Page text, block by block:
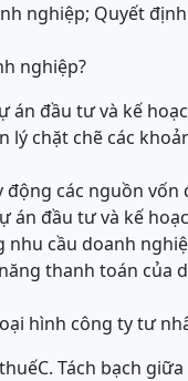
nghiệp; Quyết
nghiệp?
án đầu tư và kế
lý chặt chẽ các
động các nguồn
án đầu tư và kế
cầu doanh
thanh toán của
hình công ty tư
C. Tách bạch